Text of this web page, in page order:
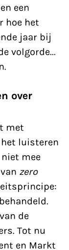
een
hoe het
jaar bij
volgorde...
over
met
luisteren
mee
zero
de
Tot nu
en Markt